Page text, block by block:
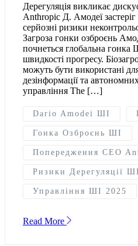
Дерегуляція викликає
Anthropic Д. Амодеї
серйозні ризики
Загроза гонки озброєнь
почнеться глобальна гонка
швидкості прогресу.
можуть бути використані
дезінформації та
управління The […]
Dario Amodei ШІ
Гонка Озброєнь ШІ
Попередження CEO
Ризики Дерегуляції ШІ
Управління ШІ 2025
Read More